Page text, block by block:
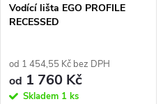
Vodící lišta EGO PROFILE
RECESSED
od 1 454,55 Kč bez DPH
od 1 760 Kč
Skladem 1 ks